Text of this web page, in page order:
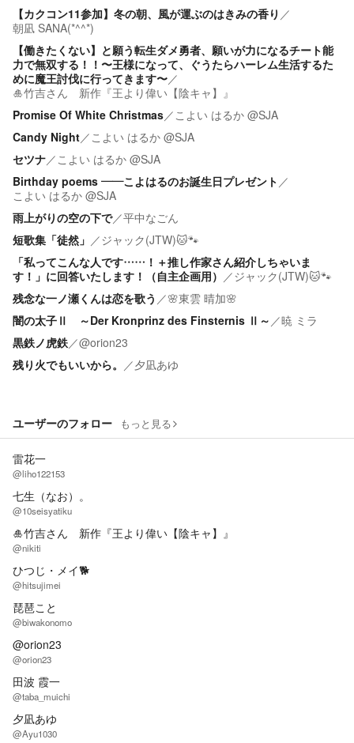
【カクコン11参加】冬の朝、風が運ぶのはきみの香り ／
朝凪 SANA(*^^*)
【働きたくない】と願う転生ダメ勇者、願いが力になるチート能
力で無双する！！〜王様になって、ぐうたらハーレム生活するた
めに魔王討伐に行ってきます〜／
🎍竹吉さん 新作『王より偉い【陰キャ】』
Promise Of White Christmas／ こよい はるか @SJA
Candy Night／ こよい はるか @SJA
セツナ／ こよい はるか @SJA
Birthday poems ——こよはるのお誕生日プレゼント ／
こよい はるか @SJA
雨上がりの空の下で／平中なごん
短歌集「徒然」 ／ジャック(JTW)🐱🐾
「私ってこんな人です……！＋推し作家さん紹介しちゃいま
す！」に回答いたします！（自主企画用） ／ジャック(JTW)🐱🐾
残念な一ノ瀬くんは恋を歌う ／🌸東雲 晴加🌸
闇の太子Ⅱ ～Der Kronprinz des Finsternis Ⅱ～ ／暁 ミラ
黒鉄ノ虎鉄／@orion23
残り火でもいいから。 ／夕凪あゆ
ユーザーのフォロー もっと見る
雷花一
@liho122153
七生（なお）。
@10seisyatiku
🎍竹吉さん 新作『王より偉い【陰キャ】』
@nikiti
ひつじ・メイ🐕️
@hitsujimei
琵琶こと
@biwakonomo
@orion23
@orion23
田波 霞一
@taba_muichi
夕凪あゆ
@Ayu1030